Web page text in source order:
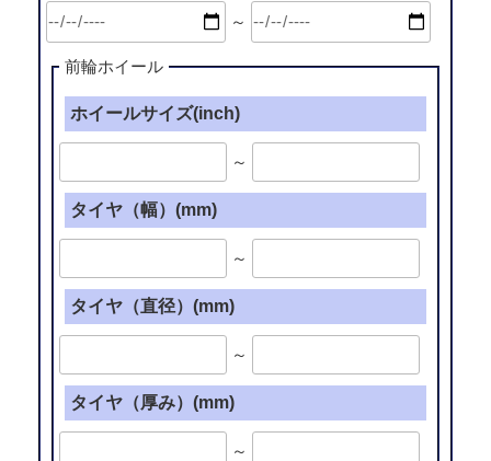
～
前輪ホイール
ホイールサイズ(inch)
～
タイヤ（幅）(mm)
～
タイヤ（直径）(mm)
～
タイヤ（厚み）(mm)
～